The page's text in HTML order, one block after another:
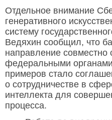
Отдельное внимание
генеративного
систему
Ведяхин сообщил, что
направление
федеральными
примеров стало
о сотрудничестве в
интеллекта для
процесса.